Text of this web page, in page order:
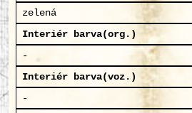
zelená
Interiér barva(org.)
-
Interiér barva(voz.)
-